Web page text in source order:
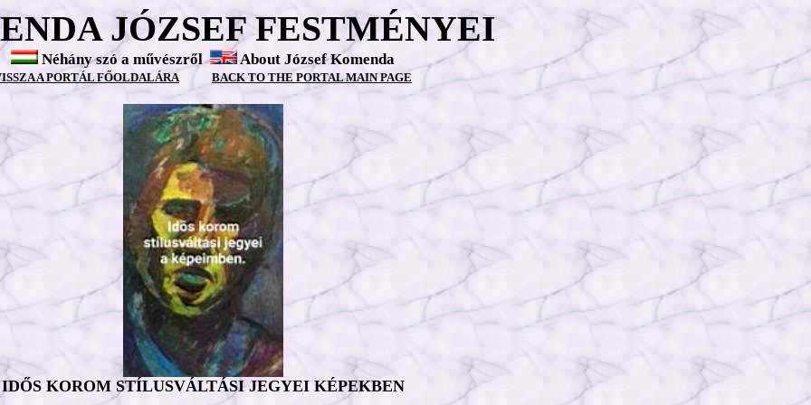
JÓZSEF FESTMÉNYEI
Néhány szó a művészről About József Komenda
A PORTÁL FŐOLDALÁRA BACK TO THE PORTAL MAIN PAGE
IDŐS KOROM STÍLUSVÁLTÁSI JEGYEI KÉPEKBEN